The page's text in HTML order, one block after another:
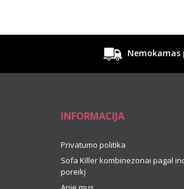
INFORMACIJA
Privatumo politika
Sofa Killer kombinezonai pagal
poreikį